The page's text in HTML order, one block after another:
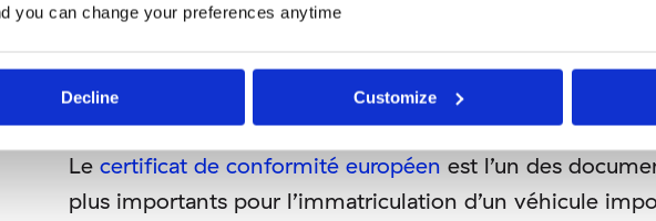
you can change your preferences anytime
Decline Customize
procédures complémentaires souvent longues et
1. Obtenir le certificat de conformité
Le certificat de conformité européen est l’un des
plus importants pour l’immatriculation d’un véhicule